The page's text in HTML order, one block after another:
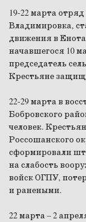
19-22 марта
Владимировка,
движения в
начавшегося 10
председатель
Крестьяне
22-29 марта в
Бобровского
человек.
Россошанского
сформировали
на слабость
войск ОГПУ,
и ранеными.
22 марта – 2